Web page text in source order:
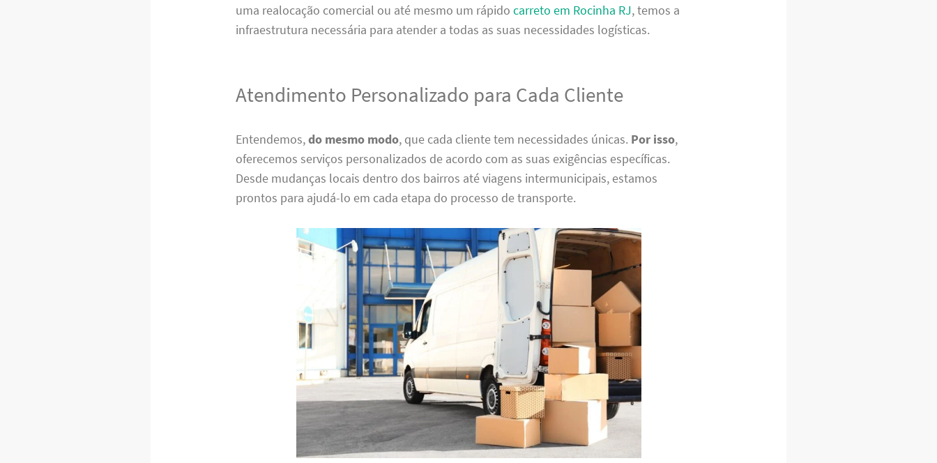
uma realocação comercial ou até mesmo um rápidocarreto em Rocinha RJ, temos a
infraestrutura necessária para atender a todas as suas necessidades logísticas.
Atendimento Personalizado para Cada Cliente
Entendemos,do mesmo modo, que cada cliente tem necessidades únicas. Por isso,
oferecemos serviços personalizados de acordo com as suas exigências específicas.
Desde mudanças locais dentro dos bairros até viagens intermunicipais, estamos
prontos para ajudá-lo em cada etapa do processo de transporte.